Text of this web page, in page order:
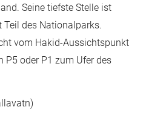
Seine tiefste Stelle ist
Teil des Nationalparks.
vom Hakid-Aussichtspunkt
P5 oder P1 zum Ufer des